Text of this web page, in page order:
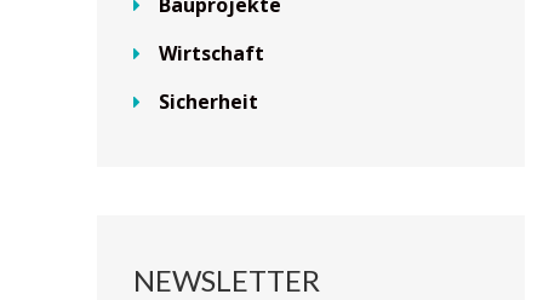
Wirtschaft
Sicherheit
NEWSLETTER